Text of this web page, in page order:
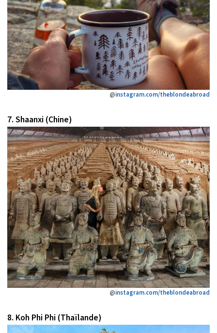
@instagram.com/theblondeabroad
7. Shaanxi (Chine)
@instagram.com/theblondeabroad
8. Koh Phi Phi (Thaïlande)